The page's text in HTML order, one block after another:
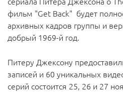
фильм "Get Back" будет
архивных кадров группы и
добрый 1969-й год.
Питеру Джексону
записей и 60 уникальных
серий состоится 25, 26 и 27